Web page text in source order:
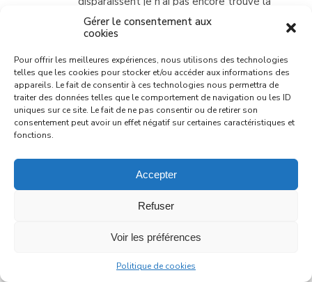
Gérer le consentement aux
cookies
Pour offrir les meilleures expériences, nous utilisons des technologies
telles que les cookies pour stocker et/ou accéder aux informations des
appareils. Le fait de consentir à ces technologies nous permettra de
traiter des données telles que le comportement de navigation ou les ID
uniques sur ce site. Le fait de ne pas consentir ou de retirer son
consentement peut avoir un effet négatif sur certaines caractéristiques et
fonctions.
Accepter
Refuser
Voir les préférences
Politique de cookies
solution. En tout cas merci pour ton message,
ces rouges à lèvres sont vraiment top en
effet. Gros bisous et bel après-midi à toi !
05/02/2019 AT 16:14
CONNECTEZ-VOUS POUR
rouges à lèvres, j'aime beaucoup leur tenue
et confort !